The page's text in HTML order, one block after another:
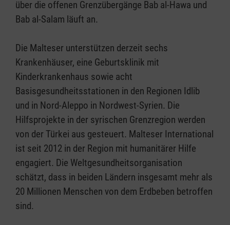
über die offenen Grenzübergänge Bab al-Hawa und
Bab al-Salam läuft an.
Die Malteser unterstützen derzeit sechs
Krankenhäuser, eine Geburtsklinik mit
Kinderkrankenhaus sowie acht
Basisgesundheitsstationen in den Regionen Idlib
und in Nord-Aleppo in Nordwest-Syrien. Die
Hilfsprojekte in der syrischen Grenzregion werden
von der Türkei aus gesteuert. Malteser International
ist seit 2012 in der Region mit humanitärer Hilfe
engagiert. Die Weltgesundheitsorganisation
schätzt, dass in beiden Ländern insgesamt mehr als
20 Millionen Menschen von dem Erdbeben betroffen
sind.